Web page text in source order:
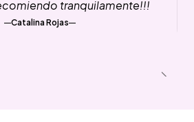
tranquilamente!!!
Catalina Rojas